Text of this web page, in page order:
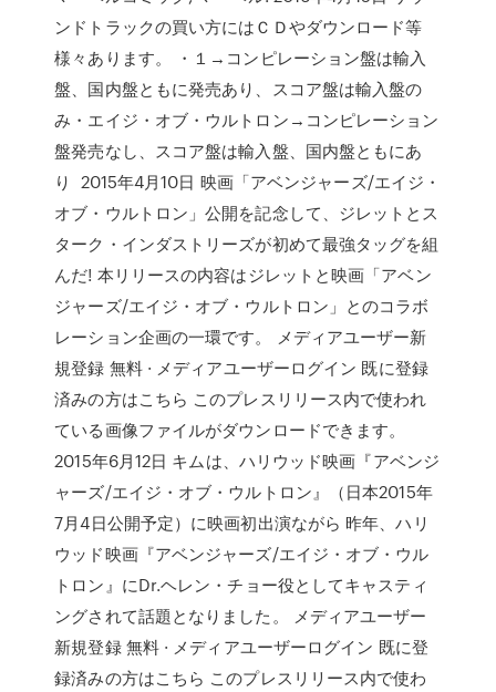
ンドトラックの買い方にはＣＤやダウンロード等
様々あります。 ・１→コンピレーション盤は輸入
盤、国内盤ともに発売あり、スコア盤は輸入盤の
み・エイジ・オブ・ウルトロン→コンピレーション
盤発売なし、スコア盤は輸入盤、国内盤ともにあ
り 2015年4月10日 映画「アベンジャーズ/エイジ・
オブ・ウルトロン」公開を記念して、ジレットとス
ターク・インダストリーズが初めて最強タッグを組
んだ! 本リリースの内容はジレットと映画「アベン
ジャーズ/エイジ・オブ・ウルトロン」とのコラボ
レーション企画の一環です。 メディアユーザー新
規登録 無料 · メディアユーザーログイン 既に登録
済みの方はこちら このプレスリリース内で使われ
ている画像ファイルがダウンロードできます。
2015年6月12日 キムは、ハリウッド映画『アベンジ
ャーズ/エイジ・オブ・ウルトロン』（日本2015年
7月4日公開予定）に映画初出演ながら 昨年、ハリ
ウッド映画『アベンジャーズ/エイジ・オブ・ウル
トロン』にDr.ヘレン・チョー役としてキャスティ
ングされて話題となりました。 メディアユーザー
新規登録 無料 · メディアユーザーログイン 既に登
録済みの方はこちら このプレスリリース内で使わ